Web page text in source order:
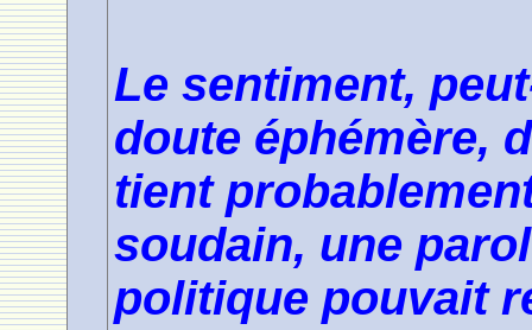
Le sentiment,
doute éphémère,
tient
soudain, une
politique pouvait